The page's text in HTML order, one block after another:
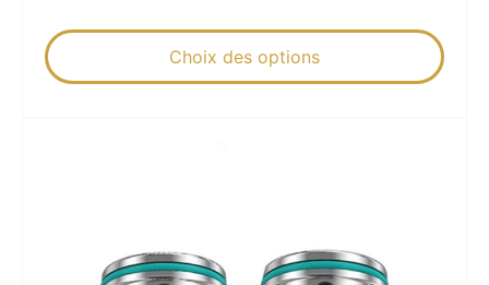
Choix des options